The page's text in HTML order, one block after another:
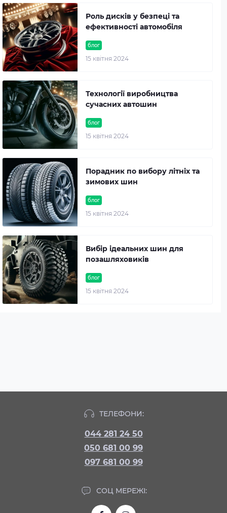
блог
15 квітня 2024
Роль дисків у безпеці та
ефективності автомобіля
блог
15 квітня 2024
Технології виробництва
сучасних автошин
блог
15 квітня 2024
Порадник по вибору літніх та
зимових шин
блог
15 квітня 2024
Вибір ідеальних шин для
позашляховиків
ТЕЛЕФОНИ:
044 281 24 50
050 681 00 99
097 681 00 99
СОЦ МЕРЕЖІ: